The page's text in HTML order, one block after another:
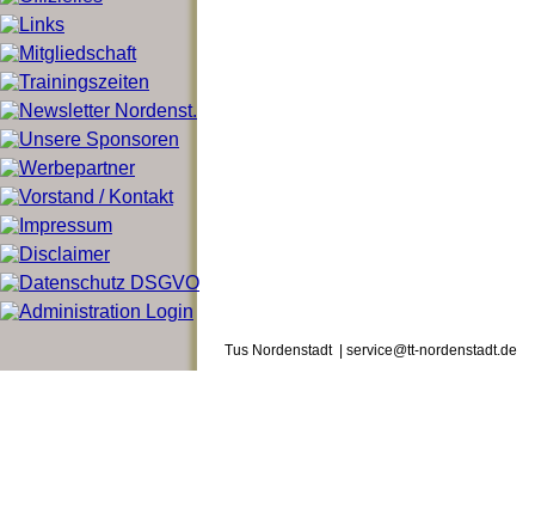
Tus Nordenstadt | service@tt-nordenstadt.de